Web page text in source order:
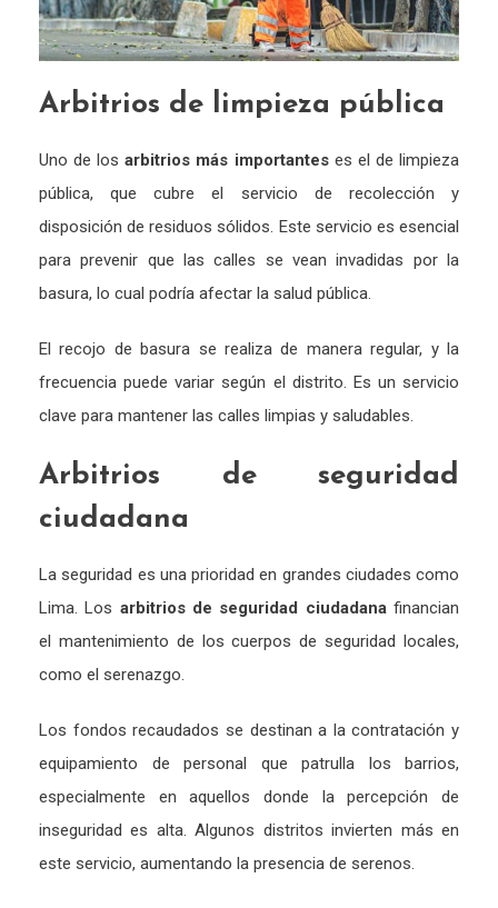
Arbitrios de limpieza pública
Uno de losarbitrios más importanteses el de limpieza
pública, que cubre el servicio de recolección y
disposición de residuos sólidos. Este servicio es esencial
para prevenir que las calles se vean invadidas por la
basura, lo cual podría afectar la salud pública.
El recojo de basura se realiza de manera regular, y la
frecuencia puede variar según el distrito. Es un servicio
clave para mantener las calles limpias y saludables.
Arbitrios de seguridad
ciudadana
La seguridad es una prioridad en grandes ciudades como
Lima. Los arbitrios de seguridad ciudadanafinancian
el mantenimiento de los cuerpos de seguridad locales,
como el serenazgo.
Los fondos recaudados se destinan a la contratación y
equipamiento de personal que patrulla los barrios,
especialmente en aquellos donde la percepción de
inseguridad es alta. Algunos distritos invierten más en
este servicio, aumentando la presencia de serenos.